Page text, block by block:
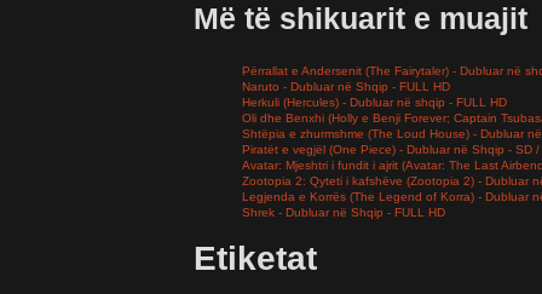
Më të shikuarit e muajit
Përrallat e Andersenit (The Fairytaler) - Dubluar në
Naruto - Dubluar në Shqip - FULL HD
Herkuli (Hercules) - Dubluar në shqip - FULL HD
Oli dhe Benxhi (Holly e Benji Forever; Captain
Shtëpia e zhurmshme (The Loud House) - Dubluar
Piratët e vegjël (One Piece) - Dubluar në Shqip - SD /
Avatar: Mjeshtri i fundit i ajrit (Avatar: The Last
Zootopia 2: Qyteti i kafshëve (Zootopia 2) - Dubluar
Legjenda e Korrës (The Legend of Korra) - Dubluar
Shrek - Dubluar në Shqip - FULL HD
Etiketat